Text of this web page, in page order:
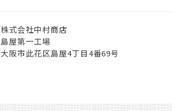
株式会社中村商店
島屋第一工場
大阪市此花区島屋4丁目4番69号